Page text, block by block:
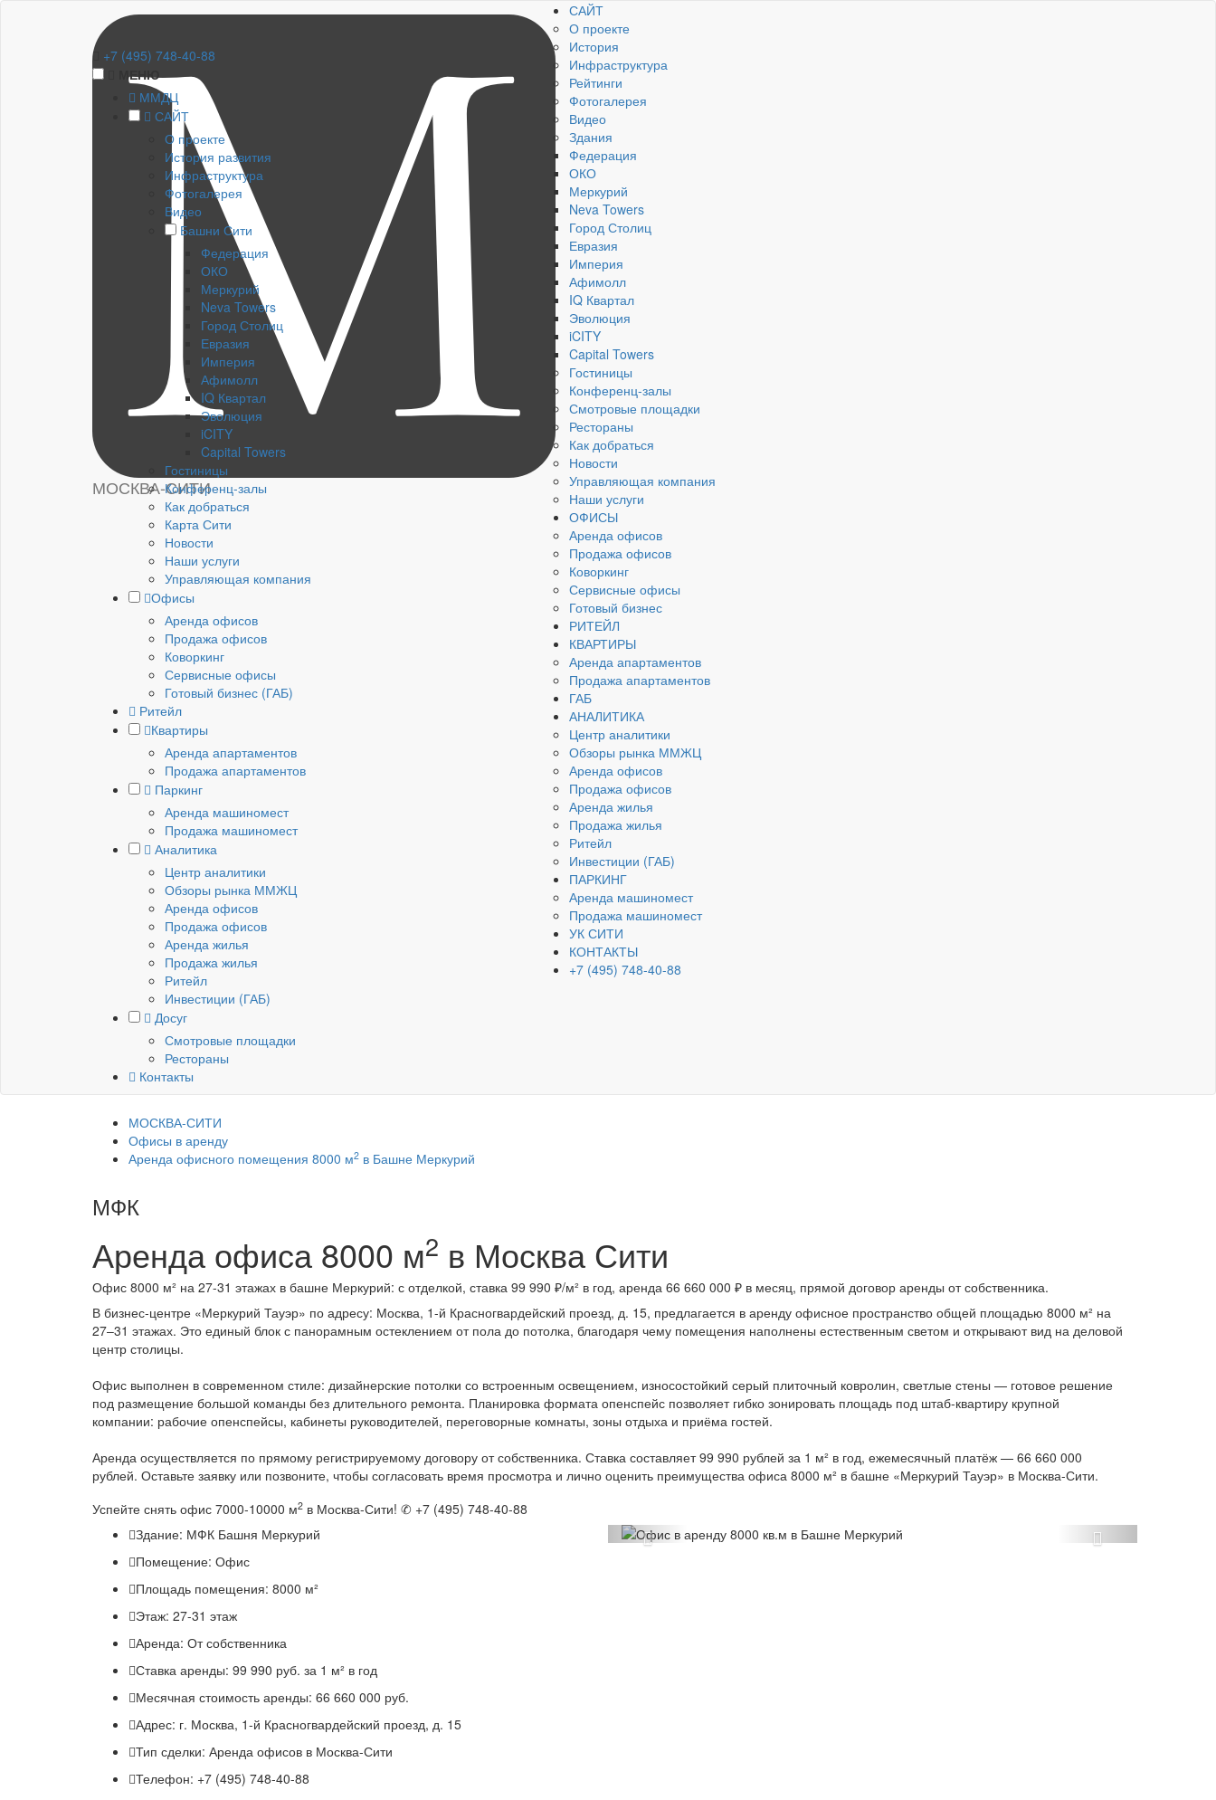
МОСКВА-СИТИ
+7 (495) 748-40-88
МЕНЮ
ММДЦ
САЙТ
О проекте
История развития
Инфраструктура
Фотогалерея
Видео
Башни Сити
Федерация
ОКО
Меркурий
Neva Towers
Город Столиц
Евразия
Империя
Афимолл
IQ Квартал
Эволюция
iCITY
Capital Towers
Гостиницы
Конференц-залы
Как добраться
Карта Сити
Новости
Наши услуги
Управляющая компания
Офисы
Аренда офисов
Продажа офисов
Коворкинг
Сервисные офисы
Готовый бизнес (ГАБ)
Ритейл
Квартиры
Аренда апартаментов
Продажа апартаментов
Паркинг
Аренда машиномест
Продажа машиномест
Аналитика
Центр аналитики
Обзоры рынка ММЖЦ
Аренда офисов
Продажа офисов
Аренда жилья
Продажа жилья
Ритейл
Инвестиции (ГАБ)
Досуг
Смотровые площадки
Рестораны
Контакты
САЙТ
О проекте
История
Инфраструктура
Рейтинги
Фотогалерея
Видео
Здания
Федерация
ОКО
Меркурий
Neva Towers
Город Столиц
Евразия
Империя
Афимолл
IQ Квартал
Эволюция
iCITY
Capital Towers
Гостиницы
Конференц-залы
Смотровые площадки
Рестораны
Как добраться
Новости
Управляющая компания
Наши услуги
ОФИСЫ
Аренда офисов
Продажа офисов
Коворкинг
Сервисные офисы
Готовый бизнес
РИТЕЙЛ
КВАРТИРЫ
Аренда апартаментов
Продажа апартаментов
ГАБ
АНАЛИТИКА
Центр аналитики
Обзоры рынка ММЖЦ
Аренда офисов
Продажа офисов
Аренда жилья
Продажа жилья
Ритейл
Инвестиции (ГАБ)
ПАРКИНГ
Аренда машиномест
Продажа машиномест
УК СИТИ
КОНТАКТЫ
+7 (495) 748-40-88
МОСКВА-СИТИ
Офисы в аренду
Аренда офисного помещения 8000 м2 в Башне Меркурий
МФК
Аренда офиса 8000 м2 в Москва Сити
Офис 8000 м² на 27-31 этажах в башне Меркурий: с отделкой, ставка 99 990 ₽/м² в год, аренда 66 660 000 ₽ в месяц, прямой договор аренды от собственника.
В бизнес-центре «Меркурий Тауэр» по адресу: Москва, 1-й Красногвардейский проезд, д. 15, предлагается в аренду офисное пространство общей площадью 8000 м² на
27–31 этажах. Это единый блок с панорамным остеклением от пола до потолка, благодаря чему помещения наполнены естественным светом и открывают вид на деловой
центр столицы.
Офис выполнен в современном стиле: дизайнерские потолки со встроенным освещением, износостойкий серый плиточный ковролин, светлые стены — готовое решение
под размещение большой команды без длительного ремонта. Планировка формата опенспейс позволяет гибко зонировать площадь под штаб-квартиру крупной
компании: рабочие опенспейсы, кабинеты руководителей, переговорные комнаты, зоны отдыха и приёма гостей.
Аренда осуществляется по прямому регистрируемому договору от собственника. Ставка составляет 99 990 рублей за 1 м² в год, ежемесячный платёж — 66 660 000
рублей. Оставьте заявку или позвоните, чтобы согласовать время просмотра и лично оценить преимущества офиса 8000 м² в башне «Меркурий Тауэр» в Москва-Сити.
Успейте снять офис 7000-10000 м2 в Москва-Сити! ✆ +7 (495) 748-40-88
Здание: МФК Башня Меркурий
Помещение: Офис
Площадь помещения: 8000 м²
Этаж: 27-31 этаж
Аренда: От собственника
Ставка аренды: 99 990 руб. за 1 м² в год
Месячная стоимость аренды: 66 660 000 руб.
Адрес: г. Москва, 1-й Красногвардейский проезд, д. 15
Тип сделки: Аренда офисов в Москва-Сити
Телефон: +7 (495) 748-40-88
Previous Next